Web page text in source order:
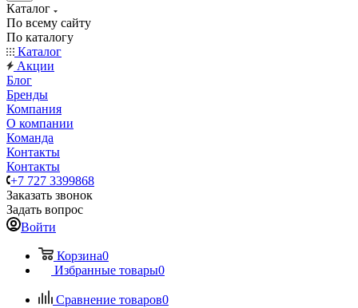
Каталог
По всему сайту
По каталогу
Каталог
Акции
Блог
Бренды
Компания
О компании
Команда
Контакты
Контакты
+7 727 3399868
Заказать звонок
Задать вопрос
Войти
Корзина0
Избранные товары0
Сравнение товаров0